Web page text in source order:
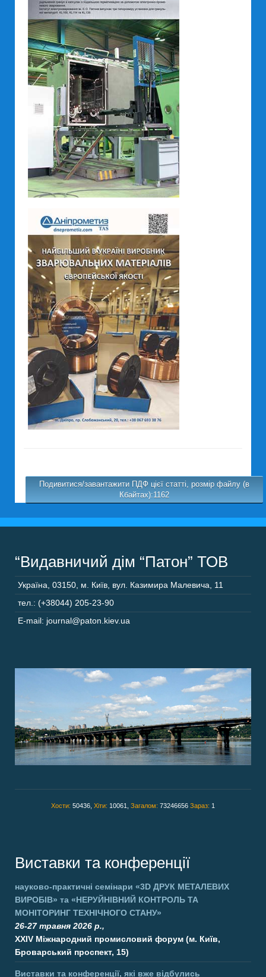
Подивитися/завантажити ПДФ цієї статті, розмір файлу (в
Кбайтах):1162
“Видавничий дім “Патон” ТОВ
Україна, 03150, м. Київ, вул. Казимира Малевича, 11
тел.: (+38044) 205-23-90
E-mail: journal@paton.kiev.ua
Хости: 50436, Хіти: 10061, Загалом: 73246656 Зараз: 1
Виставки та конференції
науково-практичні семінари «3D ДРУК МЕТАЛЕВИХ
ВИРОБІВ» та «НЕРУЙНІВНИЙ КОНТРОЛЬ ТА
МОНІТОРИНГ ТЕХНІЧНОГО СТАНУ»
26-27 травня 2026 р.,
XXIV Міжнародний промисловий форум (м. Київ,
Броварський проспект, 15)
Виставки та конференції, які вже відбулись